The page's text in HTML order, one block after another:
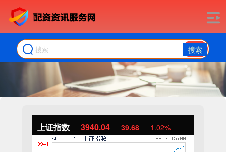
搜索
上证指数 3940.04 39.68 1.02%